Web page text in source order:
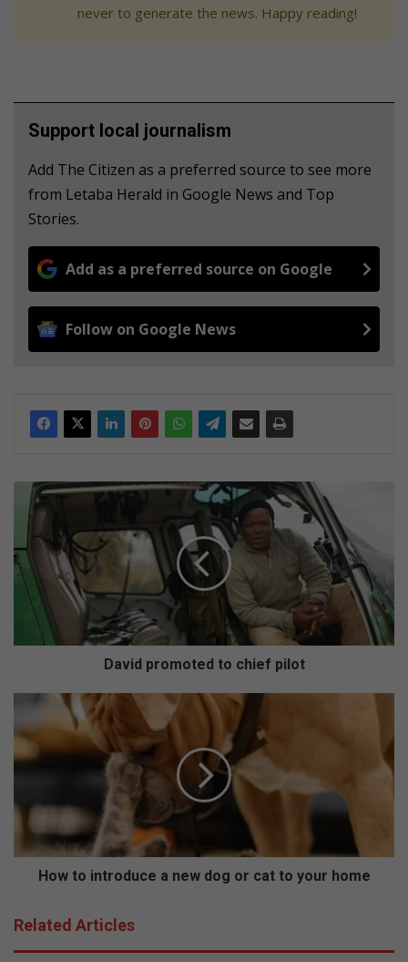
never to generate the news. Happy reading!
Support local journalism
Add The Citizen as a preferred source to see more
from Letaba Herald in Google News and Top
Stories.
Add as a preferred source on Google
Follow on Google News
i
d
m
t
o
f
o
t
David promoted to chief pilot
w
t
r
c
e
How to introduce a new dog or cat to your home
Related Articles